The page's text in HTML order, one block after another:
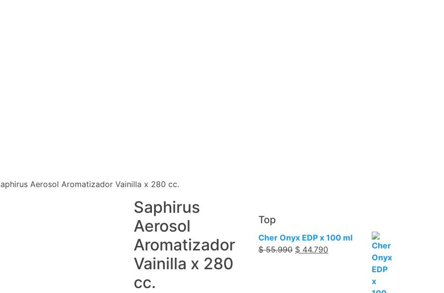
Aerosol Aromatizador Vainilla x 280 cc.
Saphirus
Aerosol
Aromatizador
Vainilla x 280
cc.
Top
Cher Onyx EDP x 100 ml
$55.990 $ 44.790